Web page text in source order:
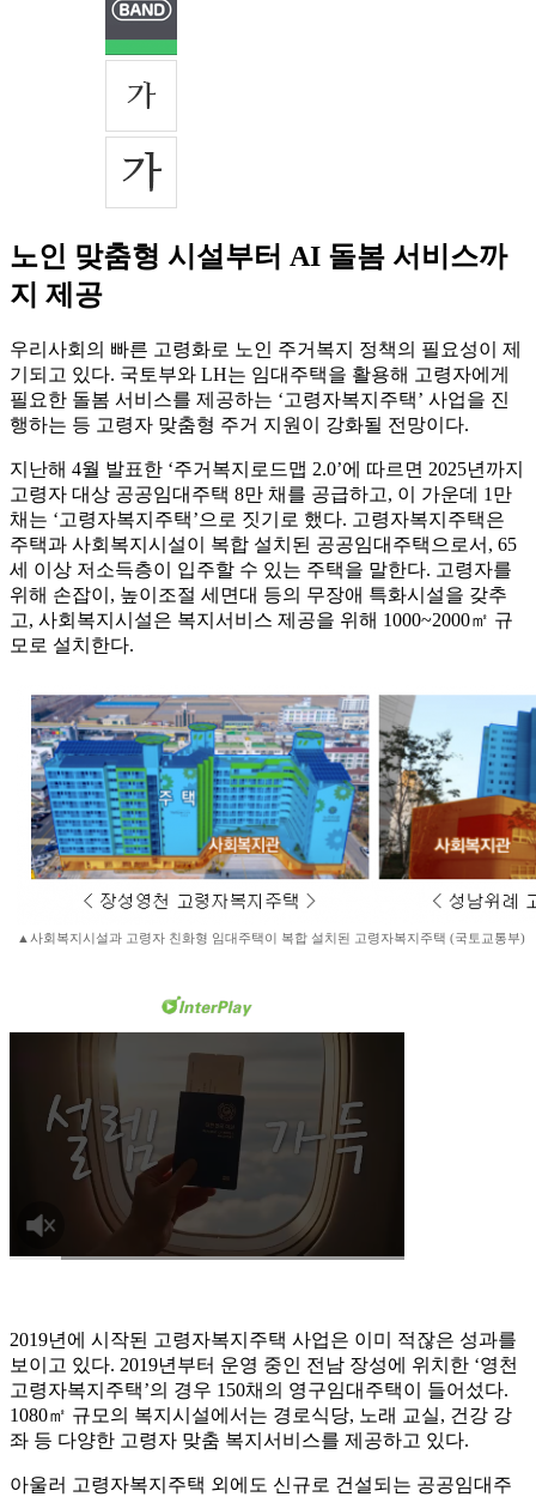
노인 맞춤형 시설부터 AI 돌봄 서비스까
지 제공
우리사회의 빠른 고령화로 노인 주거복지 정책의 필요성이 제
기되고 있다. 국토부와 LH는 임대주택을 활용해 고령자에게
필요한 돌봄 서비스를 제공하는 ‘고령자복지주택’ 사업을 진
행하는 등 고령자 맞춤형 주거 지원이 강화될 전망이다.
지난해 4월 발표한 ‘주거복지로드맵 2.0’에 따르면 2025년까지
고령자 대상 공공임대주택 8만 채를 공급하고, 이 가운데 1만
채는 ‘고령자복지주택’으로 짓기로 했다. 고령자복지주택은
주택과 사회복지시설이 복합 설치된 공공임대주택으로서, 65
세 이상 저소득층이 입주할 수 있는 주택을 말한다. 고령자를
위해 손잡이, 높이조절 세면대 등의 무장애 특화시설을 갖추
고, 사회복지시설은 복지서비스 제공을 위해 1000~2000㎡ 규
모로 설치한다.
▲사회복지시설과 고령자 친화형 임대주택이 복합 설치된 고령자복지주택 (국토교통부)
2019년에 시작된 고령자복지주택 사업은 이미 적잖은 성과를
보이고 있다. 2019년부터 운영 중인 전남 장성에 위치한 ‘영천
고령자복지주택’의 경우 150채의 영구임대주택이 들어섰다.
1080㎡ 규모의 복지시설에서는 경로식당, 노래 교실, 건강 강
좌 등 다양한 고령자 맞춤 복지서비스를 제공하고 있다.
아울러 고령자복지주택 외에도 신규로 건설되는 공공임대주